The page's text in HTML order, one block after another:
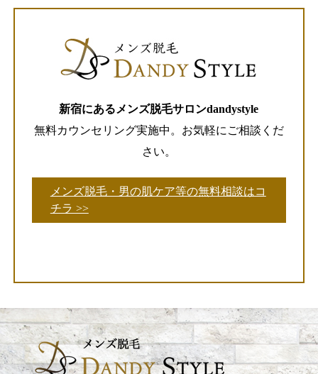
新宿にあるメンズ脱毛サロンdandystyle
無料カウンセリング実施中。お気軽にご相談くだ
さい。
メンズ脱毛・男の肌ケア等の無料相談はコ
チラ >>